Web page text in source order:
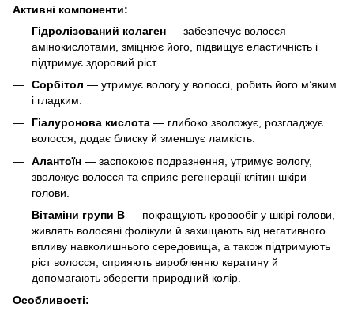
Активні компоненти:
Гідролізований колаген — забезпечує волосся
амінокислотами, зміцнює його, підвищує еластичність і
підтримує здоровий ріст.
Сорбітол — утримує вологу у волоссі, робить його м’яким
і гладким.
Гіалуронова кислота — глибоко зволожує, розгладжує
волосся, додає блиску й зменшує ламкість.
Алантоїн — заспокоює подразнення, утримує вологу,
зволожує волосся та сприяє регенерації клітин шкіри
голови.
Вітаміни групи B — покращують кровообіг у шкірі голови,
живлять волосяні фолікули й захищають від негативного
впливу навколишнього середовища, а також підтримують
ріст волосся, сприяють виробленню кератину й
допомагають зберегти природний колір.
Особливості: